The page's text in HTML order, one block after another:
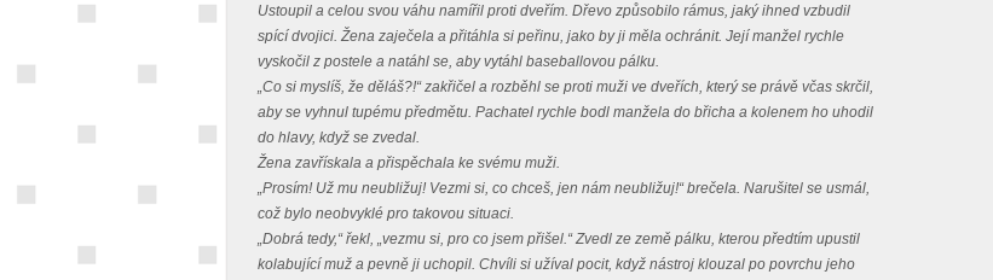
Ustoupil a celou svou váhu namířil proti dveřím. Dřevo způsobilo rámus, jaký ihned vzbudil
spící dvojici. Žena zaječela a přitáhla si peřinu, jako by ji měla ochránit. Její manžel rychle
vyskočil z postele a natáhl se, aby vytáhl baseballovou pálku.
„Co si myslíš, že děláš?!“ zakřičel a rozběhl se proti muži ve dveřích, který se právě včas skrčil,
aby se vyhnul tupému předmětu. Pachatel rychle bodl manžela do břicha a kolenem ho uhodil
do hlavy, když se zvedal.
Žena zavřískala a přispěchala ke svému muži.
„Prosím! Už mu neubližuj! Vezmi si, co chceš, jen nám neubližuj!“ brečela. Narušitel se usmál,
což bylo neobvyklé pro takovou situaci.
„Dobrá tedy,“ řekl, „vezmu si, pro co jsem přišel.“ Zvedl ze země pálku, kterou předtím upustil
kolabující muž a pevně ji uchopil. Chvíli si užíval pocit, když nástroj klouzal po povrchu jeho